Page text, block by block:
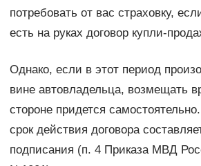
потребовать от вас страховку,
есть на руках договор купли-
Однако, если в этот период
вине автовладельца, возмещать
стороне придется
срок действия договора
подписания (п. 4 Приказа МВД